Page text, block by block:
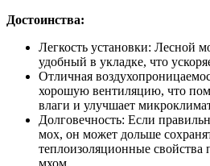
Достоинства:
Легкость установки: Лесной
удобный в укладке, что
Отличная
хорошую вентиляцию, что
влаги и улучшает
Долговечность: Если
мох, он может дольше
теплоизоляционные
мхом.